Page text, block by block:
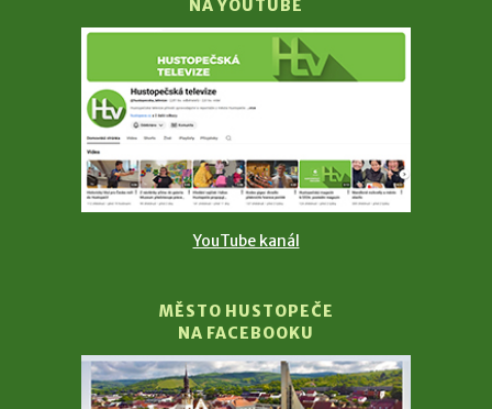
NA YOUTUBE
YouTube kanál
MĚSTO HUSTOPEČE
NA FACEBOOKU